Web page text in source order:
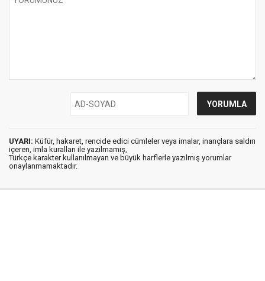
UYARI: Küfür, hakaret, rencide edici cümleler veya imalar, inançlara saldırı
içeren, imla kuralları ile yazılmamış,
Türkçe karakter kullanılmayan ve büyük harflerle yazılmış yorumlar
onaylanmamaktadır.